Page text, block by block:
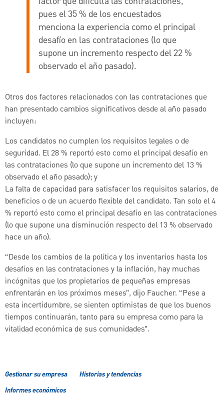
pues el 35 % de los encuestados
menciona la experiencia como el principal
desafío en las contrataciones (lo que
supone un incremento respecto del 22 %
observado el año pasado).
Otros dos factores relacionados con las contrataciones que
han presentado cambios significativos desde al año pasado
incluyen:
Los candidatos no cumplen los requisitos legales o de
seguridad. El 28 % reportó esto como el principal desafío en
las contrataciones (lo que supone un incremento del 13 %
observado el año pasado); y
La falta de capacidad para satisfacer los requisitos salarios, de
beneficios o de un acuerdo flexible del candidato. Tan solo el 4
% reportó esto como el principal desafío en las contrataciones
(lo que supone una disminución respecto del 13 % observado
hace un año).
“Desde los cambios de la política y los inventarios hasta los
desafíos en las contrataciones y la inflación, hay muchas
incógnitas que los propietarios de pequeñas empresas
enfrentarán en los próximos meses”, dijo Faucher. “Pese a
esta incertidumbre, se sienten optimistas de que los buenos
tiempos continuarán, tanto para su empresa como para la
vitalidad económica de sus comunidades”.
Gestionar su empresa
Historias y tendencias
Informes económicos